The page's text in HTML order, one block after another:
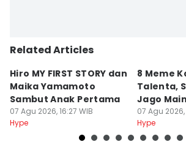
Related Articles
Hiro MY FIRST STORY dan
Maika Yamamoto
Sambut Anak Pertama
07 Agu 2026, 16:27 WIB
Hype
8 Meme
Talenta,
Jago
07 Agu 2026,
Hype